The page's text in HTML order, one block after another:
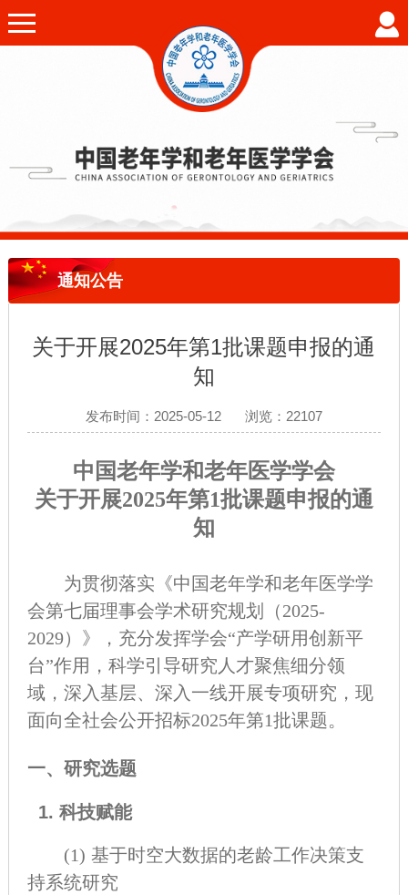
通知公告
关于开展2025年第1批课题申报的通
知
发布时间：2025-05-12 浏览：22107
中国老年学和老年医学学会
关于开展2025年第1批课题申报的通
知
为贯彻落实《中国老年学和老年医学学
会第七届理事会学术研究规划（2025-
2029）》，充分发挥学会“产学研用创新平
台”作用，科学引导研究人才聚焦细分领
域，深入基层、深入一线开展专项研究，现
面向全社会公开招标2025年第1批课题。
一、研究选题
1. 科技赋能
(1) 基于时空大数据的老龄工作决策支
持系统研究